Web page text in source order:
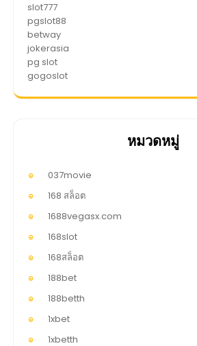
slot777
pgslot88
betway
jokerasia
pg slot
gogoslot
หมวดหมู่
037movie
168 สล็อต
1688vegasx.com
168slot
168สล็อต
188bet
188betth
1xbet
1xbetth